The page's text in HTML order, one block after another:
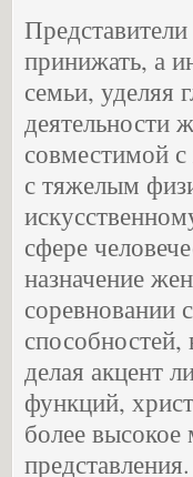
принижать, а
семьи, уделяя
деятельности
совместимой
с тяжелым
сфере
назначение
соревновании
делая акцент
функций,
более